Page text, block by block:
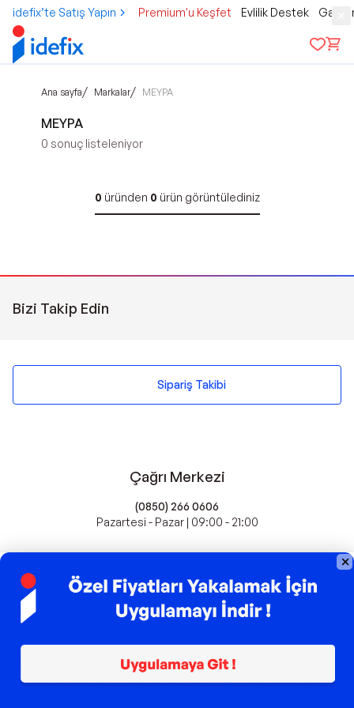
idefix’te Satış Yapın Premium'u Keşfet Evlilik Destek
Ana sayfa/ Markalar/ MEYPA
MEYPA
0 sonuç listeleniyor
0 üründen 0 ürün görüntülediniz
Bizi Takip Edin
Popüler Markalar
Farmasi
Xiaomi
Lavazza
Fashcolle
Pro Plan
Sipariş Takibi
Çağrı Merkezi
(0850) 266 0606
Pazartesi - Pazar | 09:00 - 21:00